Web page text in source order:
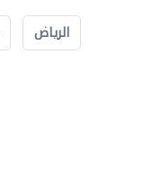
الرياض